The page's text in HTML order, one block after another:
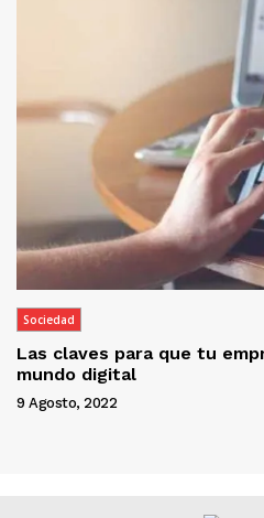
Sociedad
Las claves para que tu
mundo digital
9 Agosto, 2022